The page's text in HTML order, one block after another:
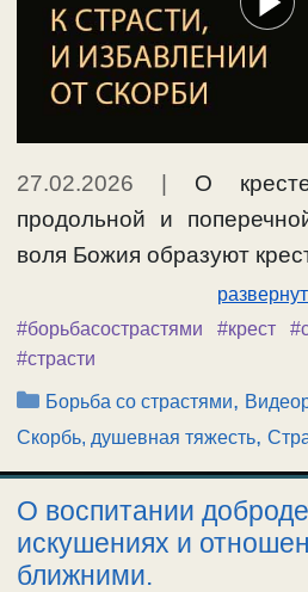
27.02.2026
О
продольной и
воля Божия образуют
#борьбасострастями
#крест
#страсти
Рубрики
Борьба со страстями,
Скорбь, душевная тяжесть,
О воспитании
искушениях и
ближними.